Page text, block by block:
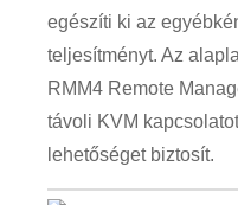
egészíti ki az
teljesítményt. Az
RMM4 Remote
távoli KVM
lehetőséget biztosít.